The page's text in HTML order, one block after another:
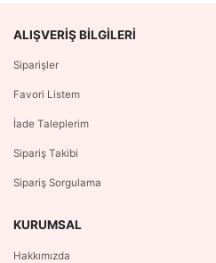
ALIŞVERIŞ BILGILERI
Siparişler
Favori Listem
İade Taleplerim
Sipariş Takibi
Sipariş Sorgulama
KURUMSAL
Hakkımızda